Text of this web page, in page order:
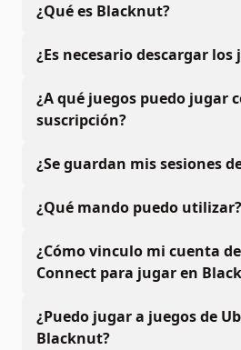
¿Qué es Blacknut?
¿Es necesario descargar los
¿A qué juegos puedo jugar
suscripción?
¿Se guardan mis sesiones
¿Qué mando puedo utilizar?
¿Cómo vinculo mi cuenta
Connect para jugar en
¿Puedo jugar a juegos de
Blacknut?